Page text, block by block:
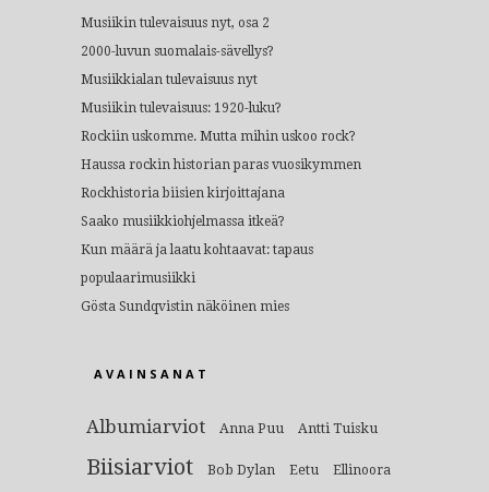
Musiikin tulevaisuus nyt, osa 2
2000-luvun suomalais-sävellys?
Musiikkialan tulevaisuus nyt
Musiikin tulevaisuus: 1920-luku?
Rockiin uskomme. Mutta mihin uskoo rock?
Haussa rockin historian paras vuosikymmen
Rockhistoria biisien kirjoittajana
Saako musiikkiohjelmassa itkeä?
Kun määrä ja laatu kohtaavat: tapaus
populaarimusiikki
Gösta Sundqvistin näköinen mies
AVAINSANAT
Albumiarviot Anna Puu Antti Tuisku
Biisiarviot Bob Dylan Eetu Ellinoora